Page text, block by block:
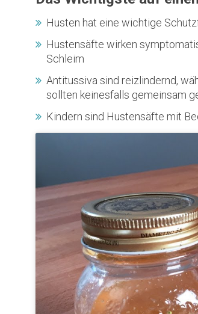
Husten hat eine wichtige
Hustensäfte wirken
Schleim
Antitussiva sind reizlindernd,
sollten keinesfalls gemeinsam
Kindern sind Hustensäfte mit